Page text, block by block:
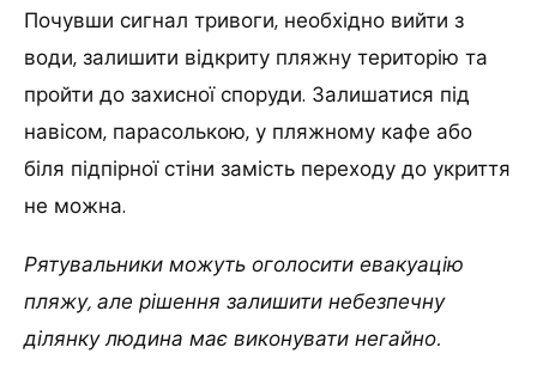
Почувши сигнал тривоги, необхідно вийти з
води, залишити відкриту пляжну територію та
пройти до захисної споруди. Залишатися під
навісом, парасолькою, у пляжному кафе або
біля підпірної стіни замість переходу до укриття
не можна.
Рятувальники можуть оголосити евакуацію
пляжу, але рішення залишити небезпечну
ділянку людина має виконувати негайно.